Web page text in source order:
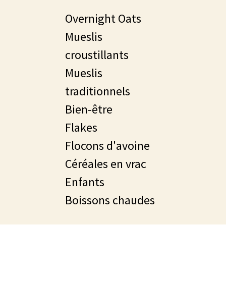
Overnight Oats
Mueslis
croustillants
Mueslis
traditionnels
Bien-être
Flakes
Flocons d'avoine
Céréales en vrac
Enfants
Boissons chaudes